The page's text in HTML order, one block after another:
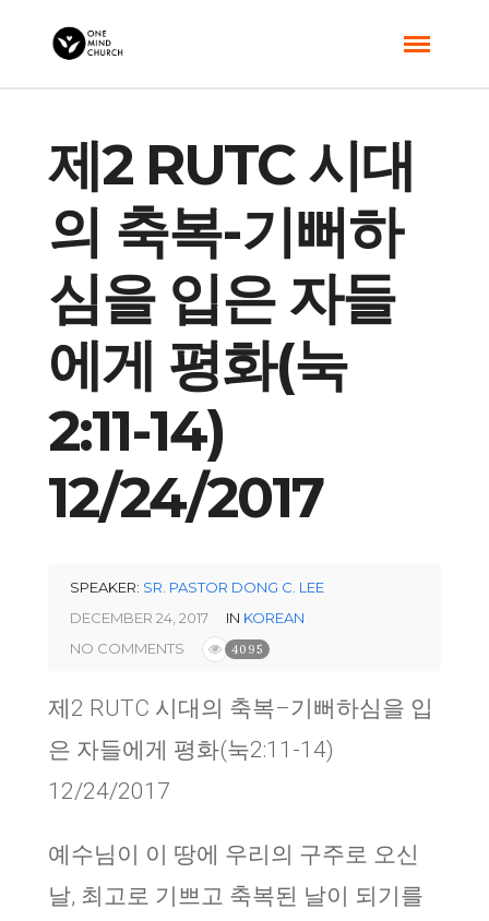
제2 RUTC 시대
의 축복-기뻐하
심을 입은 자들
에게 평화(눅
2:11-14)
12/24/2017
SPEAKER: SR. PASTOR DONG C. LEE
DECEMBER 24, 2017
IN KOREAN
NO COMMENTS
4095
제2 RUTC 시대의 축복–기뻐하심을 입
은 자들에게 평화(눅2:11-14)
12/24/2017
예수님이 이 땅에 우리의 구주로 오신
날, 최고로 기쁘고 축복된 날이 되기를